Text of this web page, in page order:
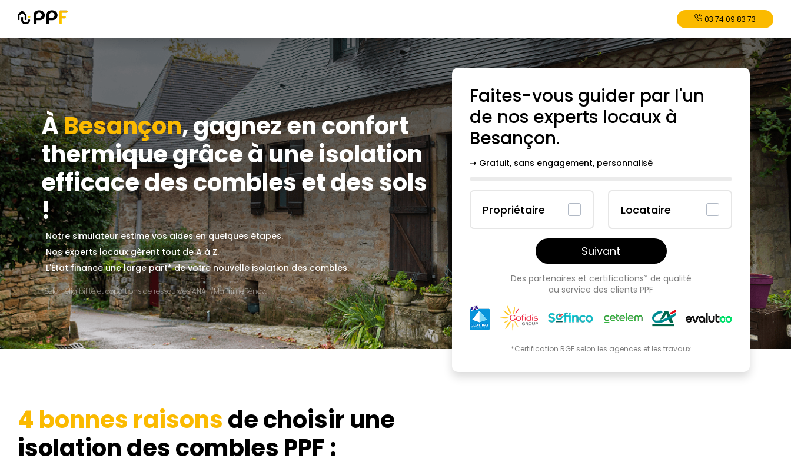
03 74 09 83 73
ÀBesançon, gagnez en confort
thermique grâce à une isolation
efficace des combles et des sols
!
Notre simulateur estime vos aides en quelques étapes.
Nos experts locaux gèrent tout de A à Z.
L'État finance une large part* de votre nouvelle isolation des combles.
*Selon éligibilité et conditions de ressources ANAH/MaPrimeRénov'.
Faites-vous guider par l'un
de nos experts locaux à
Besançon.
➝ Gratuit, sans engagement, personnalisé
Propriétaire Locataire
Suivant
Des partenaires et certifications* de qualité
au service des clients PPF
*Certification RGE selon les agences et les travaux
4 bonnes raisonsde choisir une
isolation des combles PPF :